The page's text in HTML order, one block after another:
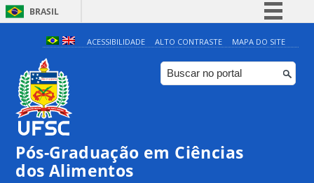
BRASIL
Simplifique!
Comunica BR
Participe
Canais
ACESSIBILIDADE ALTO CONTRASTE MAPA DO SITE
Pós-Graduação em Ciências
dos Alimentos